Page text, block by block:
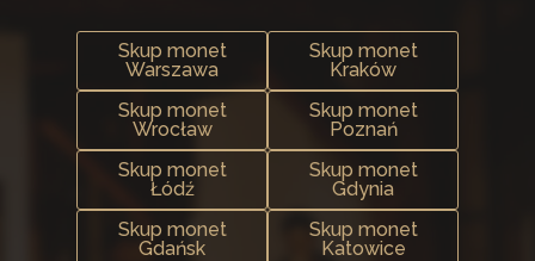
Skup monet
Warszawa
Skup monet
Kraków
Skup monet
Wrocław
Skup monet
Poznań
Skup monet
Łódź
Skup monet
Gdynia
Skup monet
Gdańsk
Skup monet
Katowice